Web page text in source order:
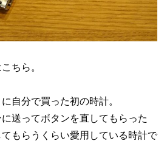
ちら。
自分で買った初の時計。
送ってボタンを直してもらった
もらうくらい愛用している時計で